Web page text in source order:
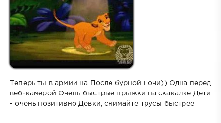
Теперь ты в армии на После бурной ночи)) Одна перед
веб-камерой Очень быстрые прыжки на скакалке Дети
- очень позитивно Девки, снимайте трусы быстрее